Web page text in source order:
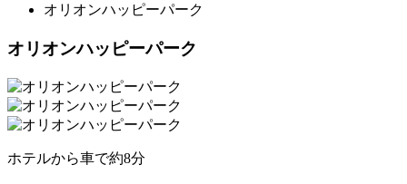
オリオンハッピーパーク
オリオンハッピーパーク
ホテルから車で約8分